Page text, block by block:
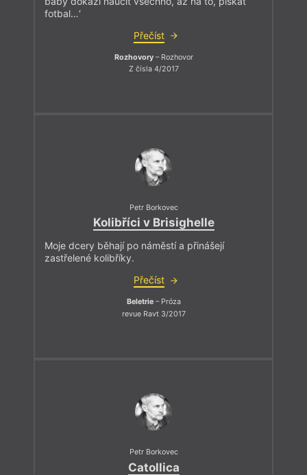
fotbal…‘
Přečíst
Rozhovory– Rozhovor
Z čísla 4/2017
Petr Borkovec
Kolibříci v Brisighelle
Moje dcery běhají po náměstí a přinášejí
zastřelené kolibříky.
Přečíst
Beletrie– Próza
revue Ravt 3/2017
Petr Borkovec
Catollica